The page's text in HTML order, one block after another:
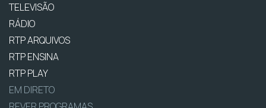
TELEVISÃO
RÁDIO
RTP ARQUIVOS
RTP ENSINA
RTP PLAY
EM DIRETO